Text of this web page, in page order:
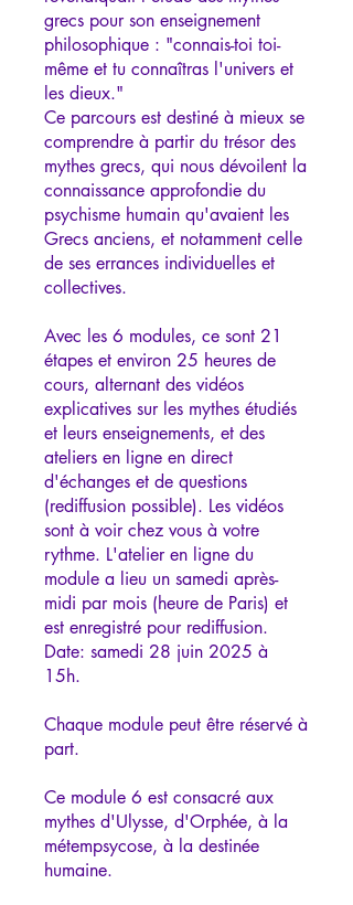
grecs pour son enseignement
philosophique : "connais-toi toi-
même et tu connaîtras l'univers et
les dieux."
Ce parcours est destiné à mieux se
comprendre à partir du trésor des
mythes grecs, qui nous dévoilent la
connaissance approfondie du
psychisme humain qu'avaient les
Grecs anciens, et notamment celle
de ses errances individuelles et
collectives.
Avec les 6 modules, ce sont 21
étapes et environ 25 heures de
cours, alternant des vidéos
explicatives sur les mythes étudiés
et leurs enseignements, et des
ateliers en ligne en direct
d'échanges et de questions
(rediffusion possible). Les vidéos
sont à voir chez vous à votre
rythme. L'atelier en ligne du
module a lieu un samedi après-
midi par mois (heure de Paris) et
est enregistré pour rediffusion.
Date: samedi 28 juin 2025 à
15h.
Chaque module peut être réservé à
part.
Ce module 6 est consacré aux
mythes d'Ulysse, d'Orphée, à la
métempsycose, à la destinée
humaine.